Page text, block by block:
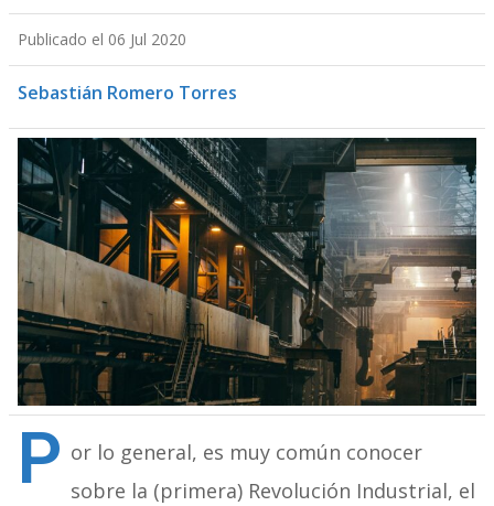
Publicado el 06 Jul 2020
Sebastián Romero Torres
P or lo general, es muy común conocer
sobre la (primera) Revolución Industrial, el